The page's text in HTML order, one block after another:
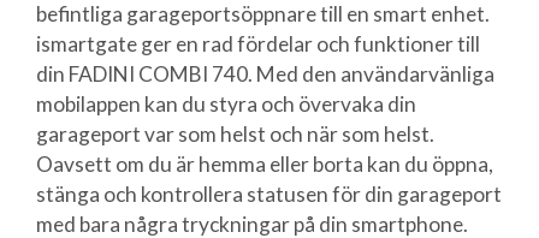
befintliga garageportsöppnare till en smart enhet.
ismartgate ger en rad fördelar och funktioner till
din FADINI COMBI 740. Med den användarvänliga
mobilappen kan du styra och övervaka din
garageport var som helst och när som helst.
Oavsett om du är hemma eller borta kan du öppna,
stänga och kontrollera statusen för din garageport
med bara några tryckningar på din smartphone.